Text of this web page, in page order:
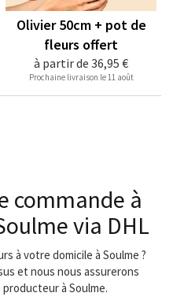
à partir de 36,95 €
Olivier 50cm + pot de
fleurs offert
Prochaine livraison le 11 août
commande à
via DHL
à votre domicile à Soulme ?
et nous nous assurerons
à Soulme.